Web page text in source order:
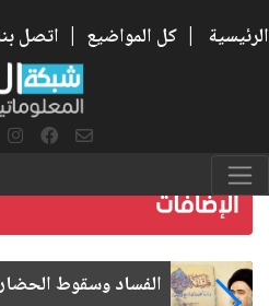
الرئيسية | كل المواضيع | اتصل
رواتب الموظفين